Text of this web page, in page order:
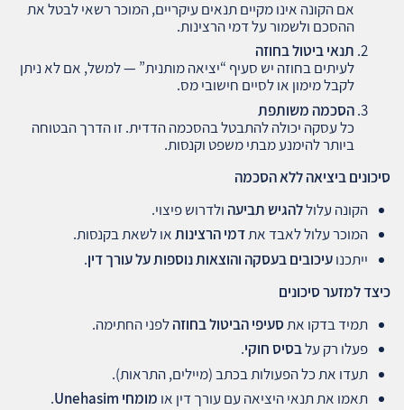
אם הקונה אינו מקיים תנאים עיקריים, המוכר רשאי לבטל את
ההסכם ולשמור על דמי הרצינות.
תנאי ביטול בחוזה
לעיתים בחוזה יש סעיף “יציאה מותנית” — למשל, אם לא ניתן
לקבל מימון או לסיים חישובי מס.
הסכמה משותפת
כל עסקה יכולה להתבטל בהסכמה הדדית. זו הדרך הבטוחה
ביותר להימנע מבתי משפט וקנסות.
סיכונים ביציאה ללא הסכמה
הקונה עלוללהגיש תביעה ולדרוש פיצוי.
המוכר עלול לאבד אתדמי הרצינותאו לשאת בקנסות.
ייתכנועיכובים בעסקה והוצאות נוספות על עורך דין.
כיצד למזער סיכונים
תמיד בדקו אתסעיפי הביטול בחוזהלפני החתימה.
פעלו רק עלבסיס חוקי.
תעדו את כל הפעולות בכתב (מיילים, התראות).
תאמו את תנאי היציאה עם עורך דין או מומחי
.